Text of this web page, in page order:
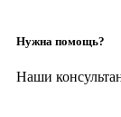
Нужна помощь?
Наши